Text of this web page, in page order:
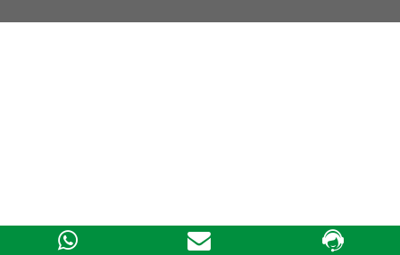
Traitement des plaques: escaliers, résine époxy, pièces